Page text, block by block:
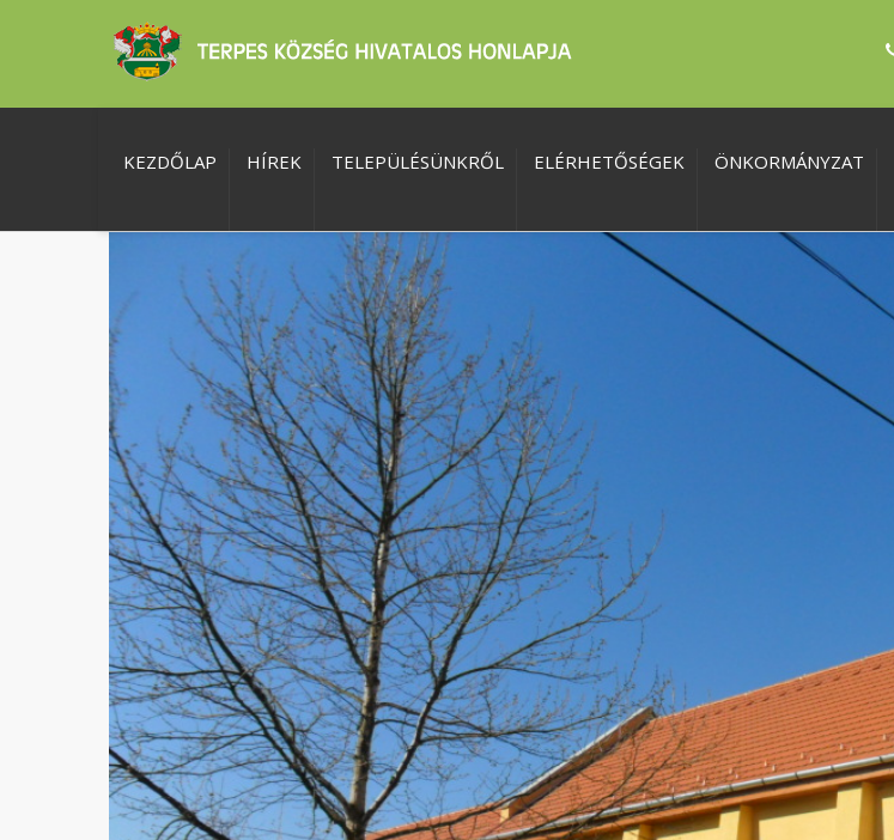
KEZDŐLAP HÍREK TELEPÜLÉSÜNKRŐL ELÉRHETŐSÉGEK ÖNKORMÁNYZAT